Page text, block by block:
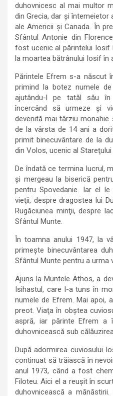
duhovnicesc al mai multor
din Grecia, dar şi întemeietor
ale Americii şi Canada. În
Sfântul Antonie din
fost ucenic al părintelui Iosif
la moartea bătrânului Iosif în
Părintele Efrem s-a născut
primind la botez numele
ajutându-l pe tatăl său în
încercând să urmeze şi
devenită mai târziu monahie
de la vârsta de 14 ani a
primit binecuvântare de la
din Volos, ucenic al
De îndată ce termina lucrul,
şi mergeau la biserică
pentru Spovedanie. Iar el
vieţii, despre dragostea lui
Rugăciunea minţii, despre
Sfântul Munte.
În toamna anului 1947, la
primeşte binecuvântarea
Sfântul Munte pentru a urma
Ajuns la Muntele Athos, a
Isihastul, care l-a tuns în
numele de Efrem. Mai apoi,
preot. Viaţa în obştea
aspră, iar părinte Efrem a
duhovnicească sub
După adormirea cuviosului
continuat să trăiască în
anul 1973, când a fost
Filoteu. Aici el a reuşit în
duhovnicească a